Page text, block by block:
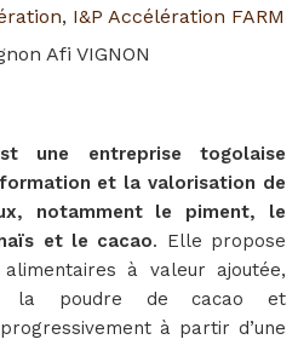
, I&P Accélération FARM
Afi VIGNON
une entreprise togolaise
et la valorisation de
notamment le piment, le
et le cacao. Elle propose
à valeur ajoutée,
la poudre de cacao et
à partir d’une